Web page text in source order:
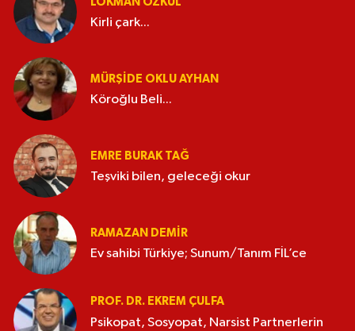
Kirli çark...
MÜRŞIDE OKLU AYHAN
Köroğlu Beli...
EMRE BURAK TAĞ
Teşviki bilen, geleceği okur
RAMAZAN DEMİR
Ev sahibi Türkiye; Sunum/Tanım FİL’ce
PROF. DR. EKREM ÇULFA
Psikopat, Sosyopat, Narsist Partnerlerin